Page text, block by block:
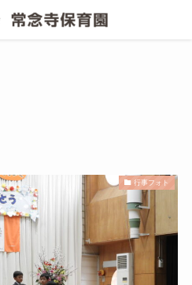
行事フォト